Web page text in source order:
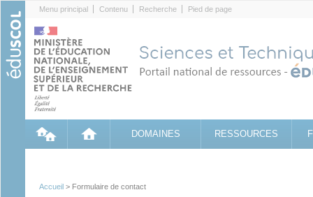
Menu principal Contenu Recherche Pied de page
DOMAINES RESSOURCES
Accueil > Formulaire de contact